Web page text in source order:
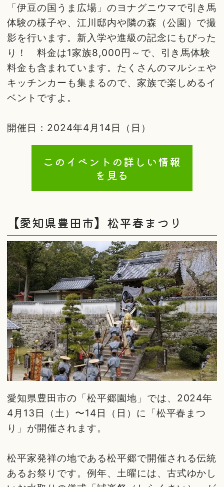
「伊豆の国うま広場」のヨナグニウマで引き馬
体験の様子や、江川邸内や隣の森（公園）で撮
影を行います。新入学や進級の記念にもぴった
り！ 料金は1家族8,000円～で、引き馬体験
料金も含まれています。たくさんのマルシェや
キッチンカーも集まるので、家族で楽しめるイ
ベントですよ。
開催日：2024年4月14日（日）
このイベントの詳しい情報
を見る
【愛知県豊田市】松平春まつり
愛知県豊田市の「松平郷園地」では、2024年
4月13日（土）〜14日（日）に「松平春まつ
り」が開催されます。
松平家発祥の地である松平郷で開催される伝統
あるお祭りです。例年、土曜には、古式ゆかし